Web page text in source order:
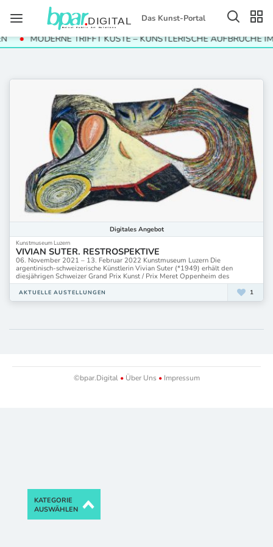
Das Kunst-Portal
MODERNE TRIFFT KÜSTE – KÜNSTLERISCHE AUFBRÜCHE IM
Digitales Angebot
Kunstmuseum Luzern
VIVIAN SUTER. RESTROSPEKTIVE
06. November 2021 – 13. Februar 2022 Kunstmuseum Luzern Die
argentinisch-schweizerische Künstlerin Vivian Suter (*1949) erhält den
diesjährigen Schweizer Grand Prix Kunst / Prix Meret Oppenheim des
AKTUELLE AUSTELLUNGEN 1
©bpar.Digital •Über Uns •Impressum
KATEGORIE
AUSWÄHLEN